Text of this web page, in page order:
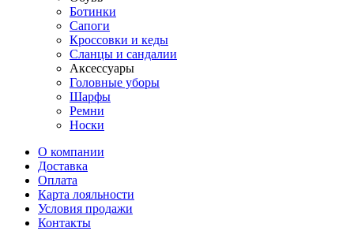
Ботинки
Сапоги
Кроссовки и кеды
Сланцы и сандалии
Аксессуары
Головные уборы
Шарфы
Ремни
Носки
О компании
Доставка
Оплата
Карта лояльности
Условия продажи
Контакты